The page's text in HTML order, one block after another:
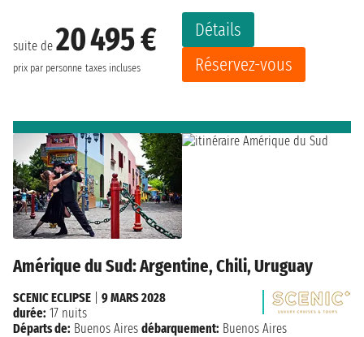
suite de 20 495 €
prix par personne taxes incluses
Détails
Réservez-vous
Amérique du Sud: Argentine, Chili, Uruguay
SCENIC ECLIPSE
9 MARS 2028
durée: 17 nuits
Départs de: Buenos Aires débarquement: Buenos Aires